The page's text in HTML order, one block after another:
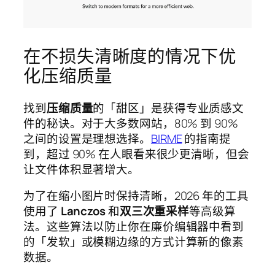
在不损失清晰度的情况下优
化压缩质量
找到压缩质量的「甜区」是获得专业质感文
件的秘诀。对于大多数网站，80% 到 90%
之间的设置是理想选择。 BIRME的指南提
到，超过 90% 在人眼看来很少更清晰，但会
让文件体积显著增大。
为了在缩小图片时保持清晰，2026 年的工具
使用了 Lanczos和双三次重采样等高级算
法。这些算法以防止你在廉价编辑器中看到
的「发软」或模糊边缘的方式计算新的像素
数据。